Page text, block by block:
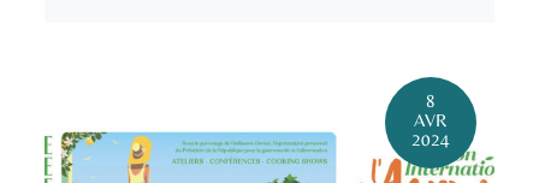
8
AVR
2024